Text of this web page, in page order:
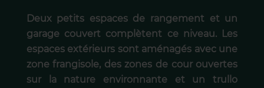
Deux petits espaces de rangement et un
garage couvert complètent ce niveau. Les
espaces extérieurs sont aménagés avec une
zone frangisole, des zones de cour ouvertes
sur la nature environnante et un trullo